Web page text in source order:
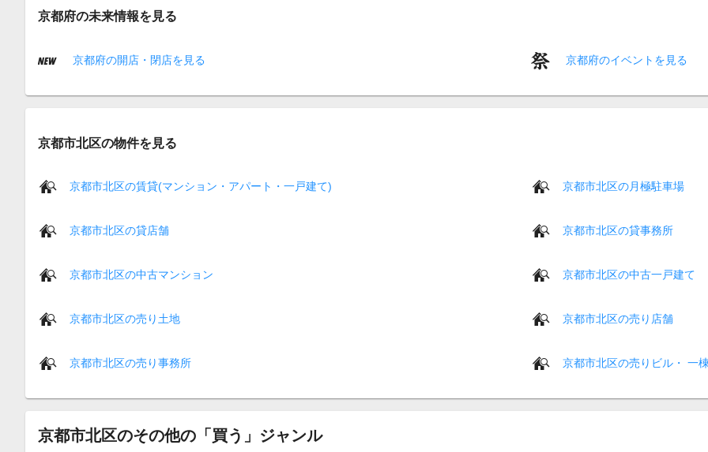
京都府の未来情報を見る
京都府の開店・閉店を見る 京都府のイベントを見る
京都市北区の物件を見る
京都市北区の賃貸(マンション・アパート・一戸建て) 京都市北区の月極駐車場
京都市北区の貸店舗 京都市北区の貸事務所
京都市北区の中古マンション 京都市北区の中古一戸建て
京都市北区の売り土地 京都市北区の売り店舗
京都市北区の売り事務所 京都市北区の売りビル・ 一
京都市北区のその他の「買う」ジャンル